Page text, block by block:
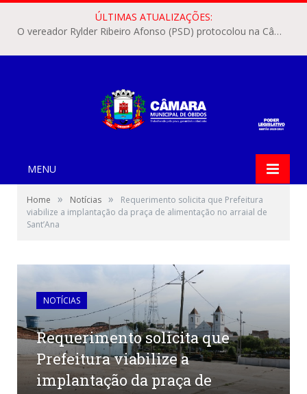
ÚLTIMAS ATUALIZAÇÕES:
O vereador Rylder Ribeiro Afonso (PSD) protocolou na Câmara Municipal de Óbidos o Requerimento nº 346/2026.
MENU
Home » Notícias »
Requerimento solicita que Prefeitura
viabilize a implantação da praça de alimentação no arraial de
Sant’Ana
NOTÍCIAS
Requerimento solicita que
Prefeitura viabilize a
implantação da praça de